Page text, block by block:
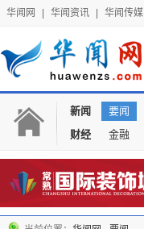
华闻网 华闻资讯 华闻传媒
新闻 要闻
财经
金融